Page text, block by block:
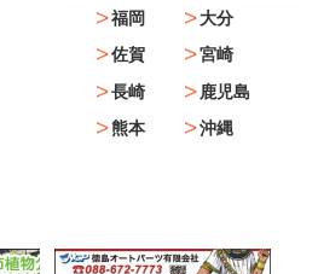
福岡
大分
佐賀
宮崎
長崎
鹿児島
熊本
沖縄